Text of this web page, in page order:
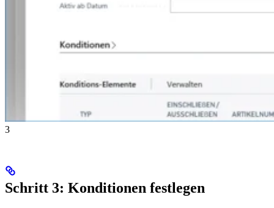
3
Schritt 3: Konditionen festlegen